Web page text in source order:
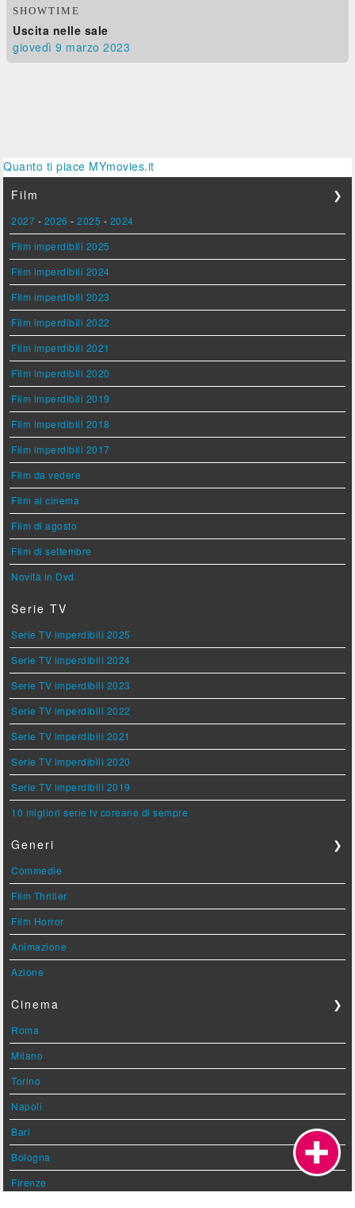
SHOWTIME
Uscita nelle sale
giovedì 9 marzo 2023
Quanto ti piace MYmovies.it
Film
❯
2027 - 2026 -2025 - 2024
Film imperdibili 2025
Film imperdibili 2024
Film imperdibili 2023
Film imperdibili 2022
Film imperdibili 2021
Film imperdibili 2020
Film imperdibili 2019
Film imperdibili 2018
Film imperdibili 2017
Film da vedere
Film al cinema
Film di agosto
Film di settembre
Novità in Dvd
Serie TV
Serie TV imperdibili 2025
Serie TV imperdibili 2024
Serie TV imperdibili 2023
Serie TV imperdibili 2022
Serie TV imperdibili 2021
Serie TV imperdibili 2020
Serie TV imperdibili 2019
10 migliori serie tv coreane di sempre
Generi ❯
Commedie
Film Thriller
Film Horror
Animazione
Azione
Cinema ❯
Roma
Milano
Torino
Napoli
Bari
Bologna
Firenze